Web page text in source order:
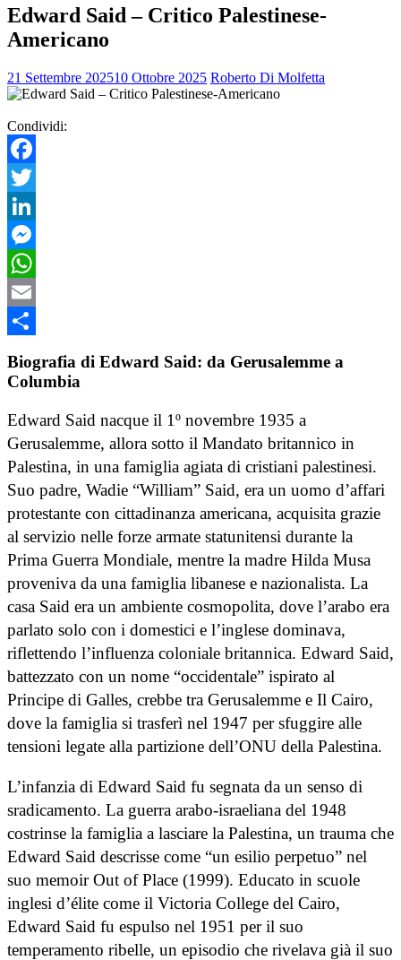
Edward Said – Critico Palestinese-
Americano
21 Settembre 202510 Ottobre 2025 Roberto Di Molfetta
Condividi:
Facebook
Twitter
LinkedIn
Messenger
WhatsApp
Email
Biografia di Edward Said: da Gerusalemme a
Columbia
Edward Said nacque il 1º novembre 1935 a
Gerusalemme, allora sotto il Mandato britannico in
Palestina, in una famiglia agiata di cristiani palestinesi.
Suo padre, Wadie “William” Said, era un uomo d’affari
protestante con cittadinanza americana, acquisita grazie
al servizio nelle forze armate statunitensi durante la
Prima Guerra Mondiale, mentre la madre Hilda Musa
proveniva da una famiglia libanese e nazionalista. La
casa Said era un ambiente cosmopolita, dove l’arabo era
parlato solo con i domestici e l’inglese dominava,
riflettendo l’influenza coloniale britannica. Edward Said,
battezzato con un nome “occidentale” ispirato al
Principe di Galles, crebbe tra Gerusalemme e Il Cairo,
dove la famiglia si trasferì nel 1947 per sfuggire alle
tensioni legate alla partizione dell’ONU della Palestina.
L’infanzia di Edward Said fu segnata da un senso di
sradicamento. La guerra arabo-israeliana del 1948
costrinse la famiglia a lasciare la Palestina, un trauma che
Edward Said descrisse come “un esilio perpetuo” nel
suo memoir Out of Place (1999). Educato in scuole
inglesi d’élite come il Victoria College del Cairo,
Edward Said fu espulso nel 1951 per il suo
temperamento ribelle, un episodio che rivelava già il suo